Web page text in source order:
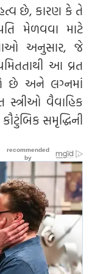
છે, કારણ કે તે
મેળવવા માટે
અનુસાર, જે
આ વ્રત
છે અને લગ્નમાં
વૈવાહિક
સમૃદ્ધિની